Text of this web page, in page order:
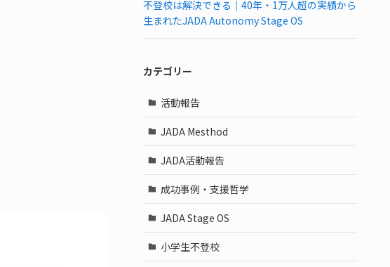
不登校は解決できる｜40年・1万人超の実績から
生まれたJADA Autonomy Stage OS
カテゴリー
活動報告
JADA Mesthod
JADA活動報告
成功事例・支援哲学
JADA Stage OS
小学生不登校